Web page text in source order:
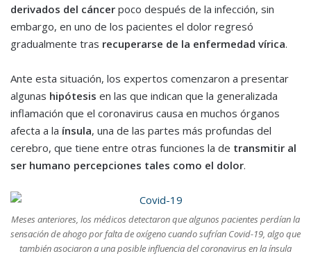
derivados del cáncer poco después de la infección, sin
embargo, en uno de los pacientes el dolor regresó
gradualmente tras recuperarse de la enfermedad vírica.
Ante esta situación, los expertos comenzaron a presentar
algunas hipótesis en las que indican que la generalizada
inflamación que el coronavirus causa en muchos órganos
afecta a la ínsula, una de las partes más profundas del
cerebro, que tiene entre otras funciones la de transmitir al
ser humano percepciones tales como el dolor.
Meses anteriores, los médicos detectaron que algunos pacientes perdían la
sensación de ahogo por falta de oxígeno cuando sufrían Covid-19, algo que
también asociaron a una posible influencia del coronavirus en la ínsula